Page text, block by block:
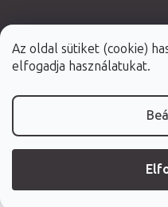
Az oldal sütiket (cookie)
elfogadja használatukat.
Shoptet